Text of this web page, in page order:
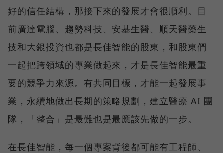
好的信任結構，那接下來的發展才會很順利。目
前廣達電腦、趨勢科技、安基生醫、順天醫藥生
技和大銀投資也都是長佳智能的股東，和股東們
一起把跨領域的專業做起來，才是長佳智能最重
要的競爭力來源。有共同目標，才能一起發展事
業，永續地做出長期的策略規劃，建立醫療 AI 團
隊，「整合」是最難也是最應該先做的一步。
在長佳智能，每一個專案背後都可能有工程師、